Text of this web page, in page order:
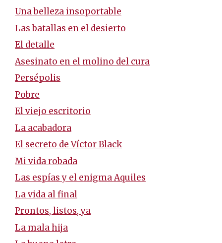
Una belleza insoportable
Las batallas en el desierto
El detalle
Asesinato en el molino del cura
Persépolis
Pobre
El viejo escritorio
La acabadora
El secreto de Víctor Black
Mi vida robada
Las espías y el enigma Aquiles
La vida al final
Prontos, listos, ya
La mala hija